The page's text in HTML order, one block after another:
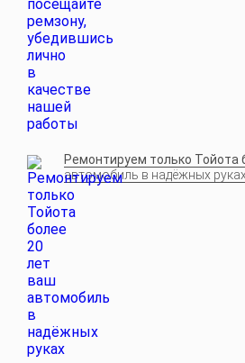
Ремонтируем только Тойота
автомобиль в надёжных руках